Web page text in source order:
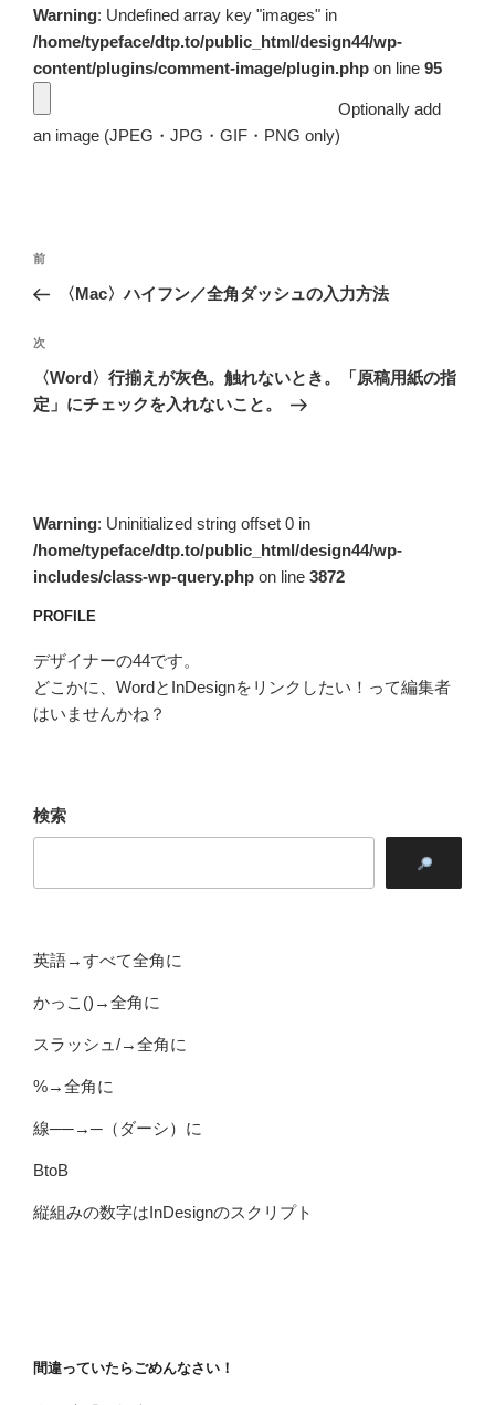
Warning: Undefined array key "images" in
/home/typeface/dtp.to/public_html/design44/wp-
content/plugins/comment-image/plugin.php on line 95
Optionally add
an image (JPEG・JPG・GIF・PNG only)
投
ナ
ビ
ゲ
ー
前
の
稿
前
〈Mac〉ハイフン／全角ダッシュの入力方法
次
の
投
次
〈Word〉行揃えが灰色。触れないとき。「原稿用紙の指
定」にチェックを入れないこと。
Warning: Uninitialized string offset 0 in
/home/typeface/dtp.to/public_html/design44/wp-
includes/class-wp-query.php on line 3872
PROFILE
デザイナーの44です。
どこかに、WordとInDesignをリンクしたい！って編集者
はいませんかね？
検索
英語→すべて全角に
かっこ()→全角に
スラッシュ/→全角に
%→全角に
線──→─（ダーシ）に
BtoB
縦組みの数字はInDesignのスクリプト
間違っていたらごめんなさい！